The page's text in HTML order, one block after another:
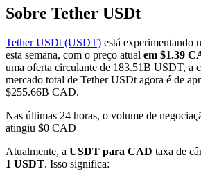
Futuros COIN-M
Futuros de criptomoeda
TradFi
Derivativos de ações, câmbio, metais
Sobre Tether USDt
Tether USDt (USDT) está experimentando
esta semana, com o preço atual em $1.39
uma oferta circulante de 183.51B USDT, a
mercado total de Tether USDt agora é de
$255.66B CAD.
Nas últimas 24 horas, o volume de
atingiu $0 CAD
Atualmente, a USDT para CAD taxa de
1 USDT. Isso significa: